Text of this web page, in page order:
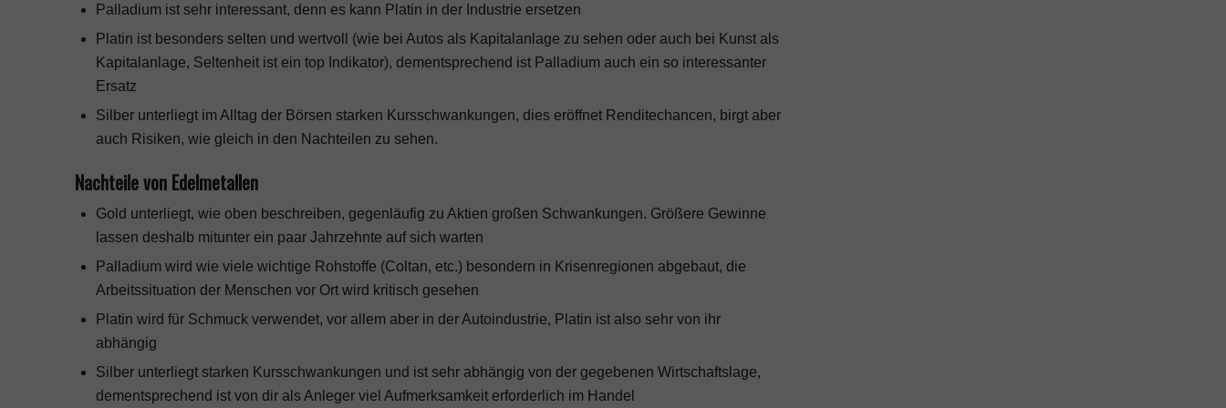
Palladium ist sehr interessant, denn es kann Platin in der Industrie ersetzen
Platin ist besonders selten und wertvoll (wie bei Autos als Kapitalanlage zu sehen oder auch bei Kunst als
Kapitalanlage, Seltenheit ist ein top Indikator), dementsprechend ist Palladium auch ein so interessanter
Ersatz
Silber unterliegt im Alltag der Börsen starken Kursschwankungen, dies eröffnet Renditechancen, birgt aber
auch Risiken, wie gleich in den Nachteilen zu sehen.
Nachteile von Edelmetallen
Gold unterliegt, wie oben beschreiben, gegenläufig zu Aktien großen Schwankungen. Größere Gewinne
lassen deshalb mitunter ein paar Jahrzehnte auf sich warten
Palladium wird wie viele wichtige Rohstoffe (Coltan, etc.) besondern in Krisenregionen abgebaut, die
Arbeitssituation der Menschen vor Ort wird kritisch gesehen
Platin wird für Schmuck verwendet, vor allem aber in der Autoindustrie, Platin ist also sehr von ihr
abhängig
Silber unterliegt starken Kursschwankungen und ist sehr abhängig von der gegebenen Wirtschaftslage,
dementsprechend ist von dir als Anleger viel Aufmerksamkeit erforderlich im Handel